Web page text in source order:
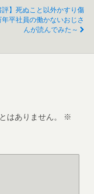
評】死ぬこと以外かすり傷
年平社員の働かないおじさ
んが読んでみた～
はありません。
※